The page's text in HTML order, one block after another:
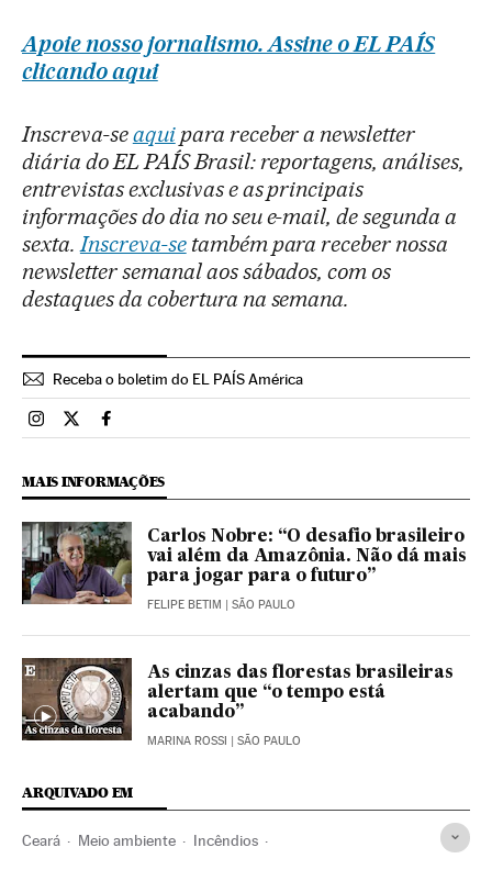
Apoie nosso jornalismo. Assine o EL PAÍS
clicando aqui
Inscreva-seaquipara receber a newsletter
diária do EL PAÍS Brasil: reportagens, análises,
entrevistas exclusivas e as principais
informações do dia no seu e-mail, de segunda a
sexta. Inscreva-setambém para receber nossa
newsletter semanal aos sábados, com os
destaques da cobertura na semana.
Receba o boletim do EL PAÍS América
Brasil El País Brasil en Instagram
Brasil El País Brasil en Twitter
Brasil El País Brasil en Facebook
MAIS INFORMAÇÕES
Carlos Nobre: “O desafio brasileiro
vai além da Amazônia. Não dá mais
para jogar para o futuro”
FELIPE BETIM | SÃO PAULO
As cinzas das florestas brasileiras
alertam que “o tempo está
acabando”
MARINA ROSSI | SÃO PAULO
ARQUIVADO EM
Ceará Meio ambiente Incêndios